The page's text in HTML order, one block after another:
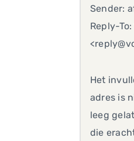
Sender:
Reply-
Het
adres is
leeg
die